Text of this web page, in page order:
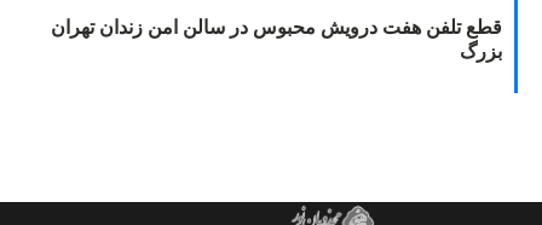
تلفن هفت درویش محبوس در سالن امن زندان تهران